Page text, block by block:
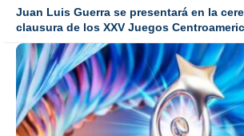
Juan Luis Guerra se presentará en la
clausura de los XXV Juegos